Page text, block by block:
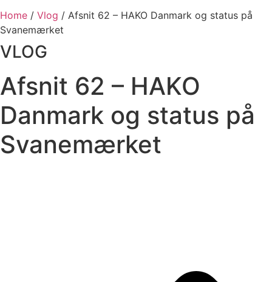
Home / Vlog / Afsnit 62 – HAKO Danmark og status på
Svanemærket
VLOG
Afsnit 62 – HAKO
Danmark og status på
Svanemærket